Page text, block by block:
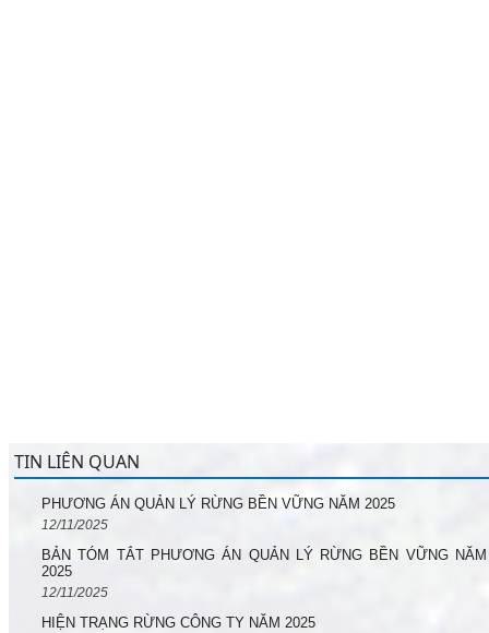
TIN LIÊN QUAN
PHƯƠNG ÁN QUẢN LÝ RỪNG BỀN VỮNG NĂM 2025
12/11/2025
BẢN TÓM TẮT PHƯƠNG ÁN QUẢN LÝ RỪNG BỀN VỮNG NĂM
2025
12/11/2025
HIỆN TRẠNG RỪNG CÔNG TY NĂM 2025